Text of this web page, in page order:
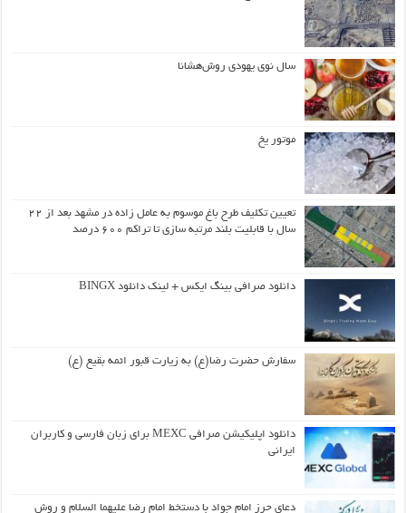
سال نوی یهودی روش‌هشانا
موتور یخ
تعیین تکلیف طرح باغ موسوم به عامل زاده در مشهد بعد از ۲۲
سال با قابلیت بلند مرتبه سازی تا تراکم ۶۰۰ درصد
دانلود صرافی بینگ ایکس + لینک دانلود BINGX
سفارش حضرت رضا(ع) به زیارت قبور ائمه بقیع (ع)
دانلود اپلیکیشن صرافی MEXC برای زبان فارسی و کاربران
ایرانی
دعای حرز امام جواد با دستخط امام رضا علیهما السلام و روش